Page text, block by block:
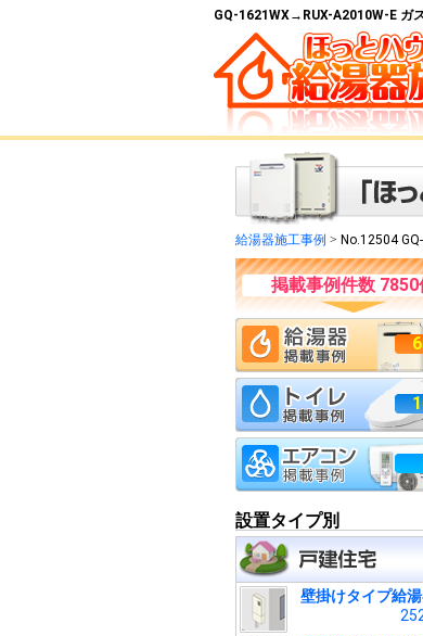
GQ-1621WX→RUX-A2010W-E ガ
給湯器施工事例 > No.12504
掲載事例件数 7850
設置タイプ別
壁掛けタイプ給